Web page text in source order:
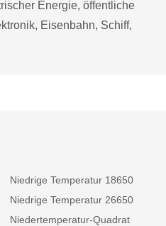
Energie, öffentliche
Eisenbahn, Schiff,
Niedrige Temperatur 18650
Niedrige Temperatur 26650
Niedertemperatur-Quadrat